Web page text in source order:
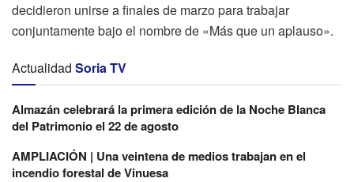
decidieron unirse a finales de marzo para trabajar
conjuntamente bajo el nombre de «Más que un aplauso».
Actualidad Soria TV
Almazán celebrará la primera edición de la Noche Blanca
del Patrimonio el 22 de agosto
AMPLIACIÓN | Una veintena de medios trabajan en el
incendio forestal de Vinuesa